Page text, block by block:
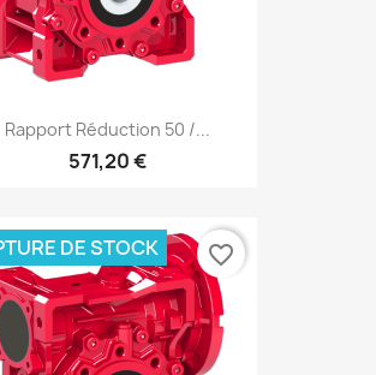
Rapport Réduction 50 /...
571,20 €
DE STOCK favorite_border